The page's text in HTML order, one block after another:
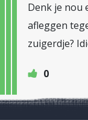
Denk je nou
afleggen
zuigerdje?
0